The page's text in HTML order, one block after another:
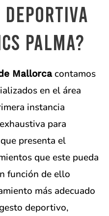
Palma?
Mallorcacontamos
en el área
instancia
para
presenta el
que este pueda
función de ello
más adecuado
deportivo,